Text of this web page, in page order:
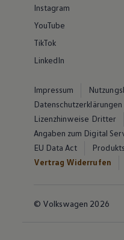
Instagram
YouTube
TikTok
LinkedIn
Impressum
Datenschutzerklärungen
Lizenzhinweise Dritter
Angaben zum Digital
EU Data Act
Vertrag Widerrufen
© Volkswagen 2026